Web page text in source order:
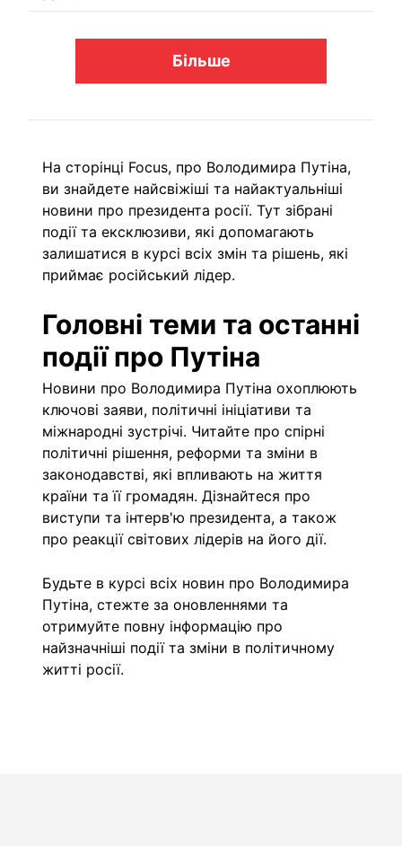
Більше
На сторінці Focus, про Володимира Путіна,
ви знайдете найсвіжіші та найактуальніші
новини про президента росії. Тут зібрані
події та ексклюзиви, які допомагають
залишатися в курсі всіх змін та рішень, які
приймає російський лідер.
Головні теми та останні
події про Путіна
Новини про Володимира Путіна охоплюють
ключові заяви, політичні ініціативи та
міжнародні зустрічі. Читайте про спірні
політичні рішення, реформи та зміни в
законодавстві, які впливають на життя
країни та її громадян. Дізнайтеся про
виступи та інтерв'ю президента, а також
про реакції світових лідерів на його дії.
Будьте в курсі всіх новин про Володимира
Путіна, стежте за оновленнями та
отримуйте повну інформацію про
найзначніші події та зміни в політичному
житті росії.